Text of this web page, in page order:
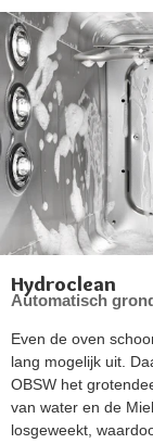
Hydroclean
Automatisch
Even de oven
lang mogelijk uit.
OBSW het
van water en de
losgeweekt,